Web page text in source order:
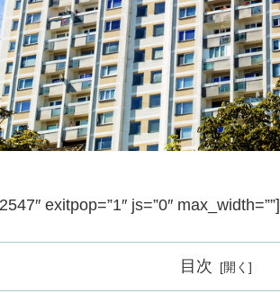
exitpop=”1″ js=”0″ max_width=””]
目次